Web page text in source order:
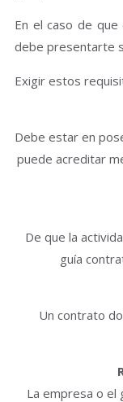
En el caso de
debe presentarte
Exigir estos
Debe estar en
puede acreditar
De que la
guía
Un contrato
La empresa o el